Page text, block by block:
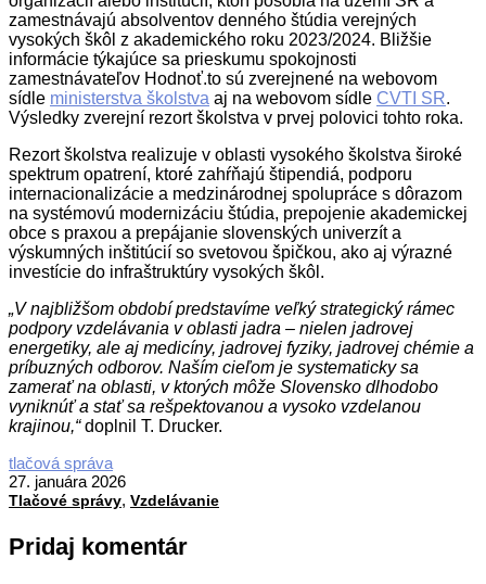
zamestnávajú absolventov denného štúdia verejných
vysokých škôl z akademického roku 2023/2024. Bližšie
informácie týkajúce sa prieskumu spokojnosti
zamestnávateľov Hodnoť.to sú zverejnené na webovom
sídle ministerstva školstva aj na webovom sídle CVTI SR.
Výsledky zverejní rezort školstva v prvej polovici tohto roka.
Rezort školstva realizuje v oblasti vysokého školstva široké
spektrum opatrení, ktoré zahŕňajú štipendiá, podporu
internacionalizácie a medzinárodnej spolupráce s dôrazom
na systémovú modernizáciu štúdia, prepojenie akademickej
obce s praxou a prepájanie slovenských univerzít a
výskumných inštitúcií so svetovou špičkou, ako aj výrazné
investície do infraštruktúry vysokých škôl.
„V najbližšom období predstavíme veľký strategický rámec
podpory vzdelávania v oblasti jadra – nielen jadrovej
energetiky, ale aj medicíny, jadrovej fyziky, jadrovej chémie a
príbuzných odborov. Naším cieľom je systematicky sa
zamerať na oblasti, v ktorých môže Slovensko dlhodobo
vyniknúť a stať sa rešpektovanou a vysoko vzdelanou
krajinou,“doplnil T. Drucker.
2026-
01-
27
tlačová správa
27. januára 2026
Tlačové správy, Vzdelávanie
Pridaj komentár